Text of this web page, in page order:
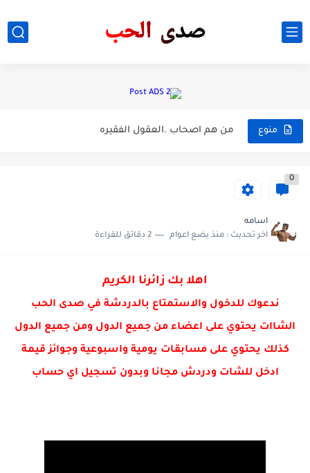
منوع
غرور .. طلاب كلية الطب
من هم اصحاب .العقول الفقيره
0
اسامه
اخر تحديث : منذ بضع اعوام 2 دقائق للقراءة
اهلا بك زائرنا الكريم
ندعوك للدخول والاستمتاع بالدردشة في صدى الحب
الشاات يحتوي على اعضاء من جميع الدول ومن جميع الدول
كذلك يحتوي على مسابقات يومية واسبوعية وجوائز قيمة
ادخل للشات ودردش مجانا وبدون تسجيل اي حساب